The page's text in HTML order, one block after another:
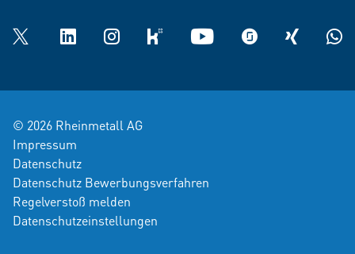
Twitter LinkedInInstagramkununu YouTube glassdoorXING
© 2026 Rheinmetall AG
Impressum
Datenschutz
Datenschutz Bewerbungsverfahren
Regelverstoß melden
Datenschutzeinstellungen